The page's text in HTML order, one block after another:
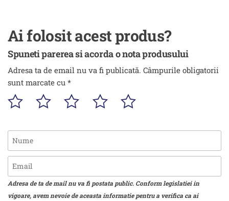
Ai folosit acest produs?
Spuneti parerea si acorda o nota produsului
Adresa ta de email nu va fi publicată. Câmpurile obligatorii
sunt marcate cu *
Adresa de ta de mail nu va fi postata public. Conform legislatiei in
vigoare, avem nevoie de aceasta informatie pentru a verifica ca ai